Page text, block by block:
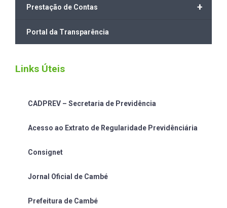
+
Prestação de Contas
Portal da Transparência
Links Úteis
CADPREV – Secretaria de Previdência
Acesso ao Extrato de Regularidade Previdênciária
Consignet
Jornal Oficial de Cambé
Prefeitura de Cambé